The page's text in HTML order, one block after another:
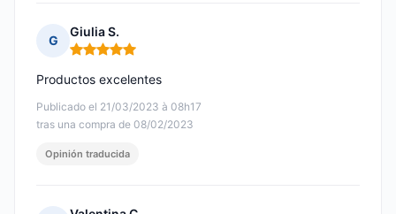
G
Giulia S.
Nota: 5 de 5
Publicado el 21/03/2023 à 08h17
tras una compra de 08/02/2023
Productos excelentes
Opinión traducida